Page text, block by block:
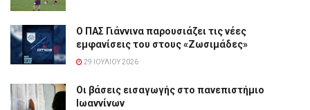
Ο ΠΑΣ Γιάννινα παρουσιάζει τις νέες
εμφανίσεις του στους «Ζωσιμάδες»
29 ΙΟΥΛΊΟΥ 2026
Οι βάσεις εισαγωγής στο πανεπιστήμιο
Ιωαννίνων